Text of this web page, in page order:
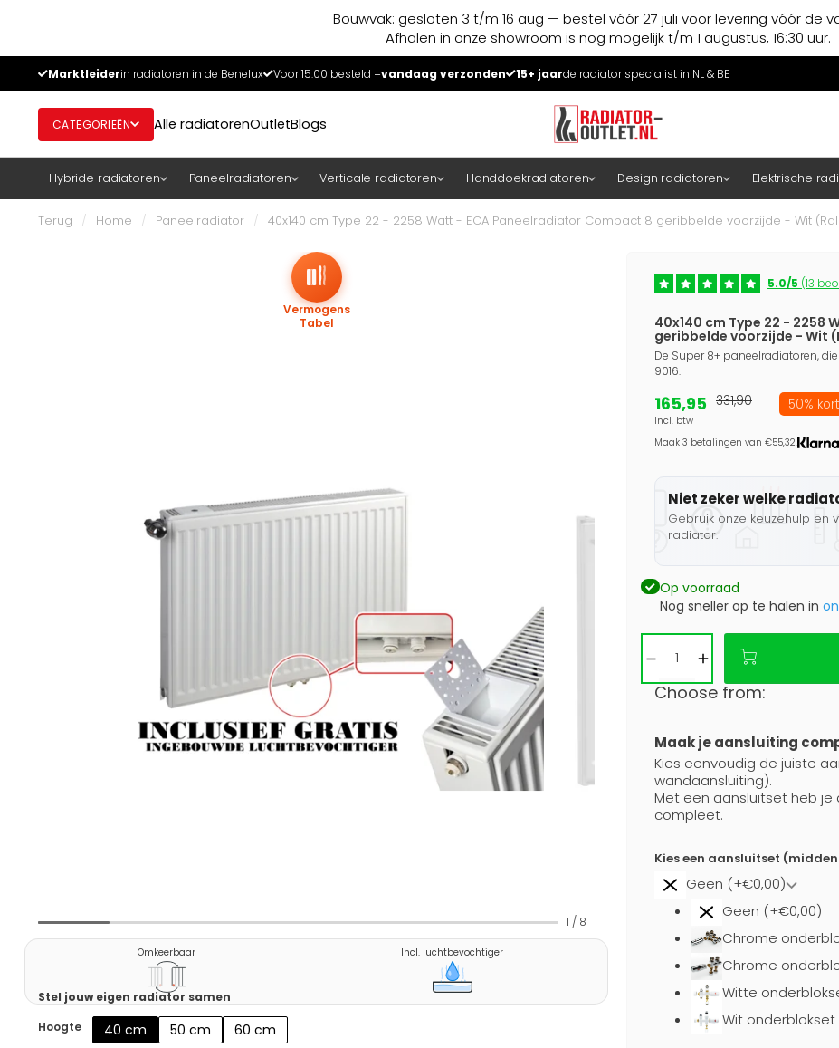
Bouwvak: gesloten 3 t/m 16 aug — bestel vóór 27 juli voor levering vóór de
Afhalen in onze showroom is nog mogelijk t/m 1 augustus, 16:30 uur.
Marktleiderin radiatoren in de Benelux Voor 15:00 besteld =vandaag verzonden 15+ jaarde radiator specialist in NL & BE
CATEGORIEËN Alle radiatorenOutletBlogs
Hybride radiatoren Paneelradiatoren Verticale radiatoren Handdoekradiatoren Design radiatoren Elektrische
Terug / Home / Paneelradiator / 40x140 cm Type 22 - 2258 Watt - ECA Paneelradiator Compact 8 geribbelde voorzijde - Wit (Ral
Vermogens
Tabel
1 / 8
Omkeerbaar Incl. luchtbevochtiger
Stel jouw eigen radiator samen
Hoogte
40 cm 50 cm 60 cm
5.0/5 (13
40x140 cm Type 22 - 2258
geribbelde voorzijde - Wit
De Super 8+ paneelradiatoren,
9016.
165,95
Incl. btw
331,90 50%
Maak 3 betalingen van €55,32.
Niet zeker welke
Gebruik onze keuzehulp en
radiator.
Op voorraad
Nog sneller op te halen in
Choose from:
Maak je aansluiting
Kies eenvoudig de juiste
wandaansluiting).
Met een aansluitset heb
compleet.
Kies een aansluitset
Geen (+€0,00)
Geen (+€0,00)
Chrome
Chrome
Witte
Wit